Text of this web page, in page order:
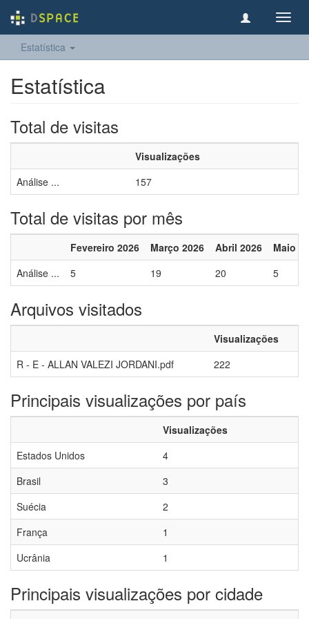
Estatística
Estatística
Total de visitas
Visualizações
Análise ...
157
Total de visitas por mês
Fevereiro 2026 Março 2026 Abril 2026
Maio
Análise ...
5 19 20 5
Arquivos visitados
Visualizações
R - E - ALLAN VALEZI JORDANI.pdf
222
Principais visualizações por país
Visualizações
Estados Unidos
4
Brasil
3
Suécia
2
França
1
Ucrânia
1
Principais visualizações por cidade